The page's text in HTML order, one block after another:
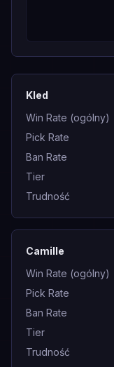
Kled
Win Rate (ogólny)
Pick Rate
Ban Rate
Tier
Trudność
Camille
Win Rate (ogólny)
Pick Rate
Ban Rate
Tier
Trudność